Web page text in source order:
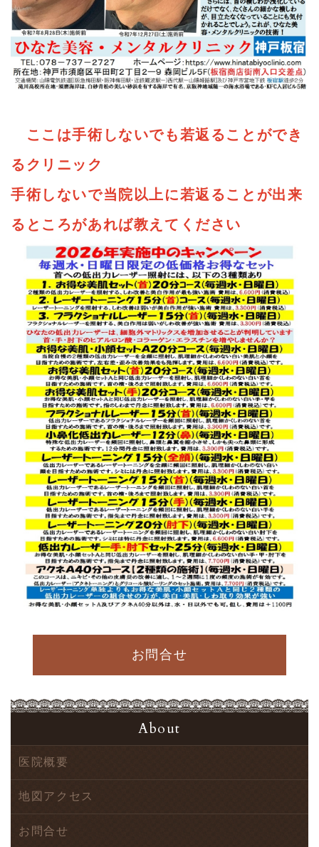
ここは手術しないでも若返ることができ
るクリニック
手術しないで当院以上に若返ることが出来
る ところがあれば教えてください
お問合せ
About
医院概要
地図アクセス
お問合せ